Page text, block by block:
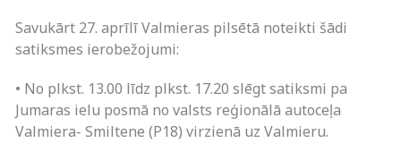
Savukārt 27. aprīlī Valmieras pilsētā noteikti šādi
satiksmes ierobežojumi:
• No plkst. 13.00 līdz plkst. 17.20 slēgt satiksmi pa
Jumaras ielu posmā no valsts reģionālā autoceļa
Valmiera- Smiltene (P18) virzienā uz Valmieru.